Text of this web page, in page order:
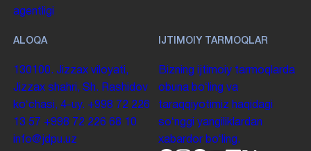
agentligi
ALOQA
130100. Jizzax viloyati,
Jizzax shahri, Sh. Rashidov
koʻchasi, 4-uy. +998 72 226
13 57 +998 72 226 68 10
info@jdpu.uz
IJTIMOIY TARMOQLAR
Bizning ijtimoiy tarmoqlarda
obuna boʻling va
taraqqiyotimiz haqidagi
soʻnggi yangiliklardan
xabardor boʻling.